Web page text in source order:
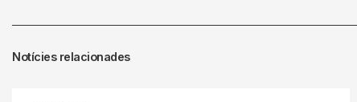
Notícies relacionades